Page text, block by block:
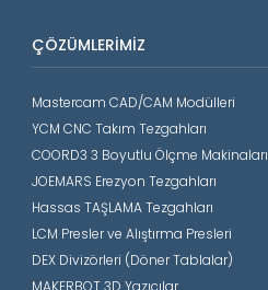
ÇÖZÜMLERIMIZ
Mastercam CAD/CAM Modülleri
YCM CNC Takım Tezgahları
COORD3 3 Boyutlu Ölçme Makinaları
JOEMARS Erezyon Tezgahları
Hassas TAŞLAMA Tezgahları
LCM Presler ve Alıştırma Presleri
DEX Divizörleri (Döner Tablalar)
MAKERBOT 3D Yazıcılar